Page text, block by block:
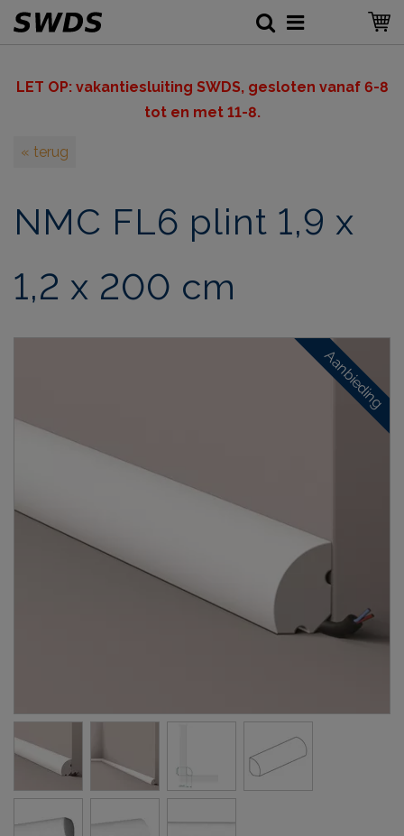
LET OP: vakantiesluiting SWDS, gesloten vanaf 6-8
tot en met 11-8.
« terug
NMC FL6 plint 1,9 x
1,2 x 200 cm
Aanbieding